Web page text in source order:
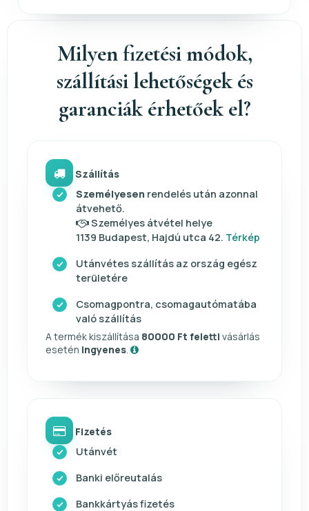
Milyen fizetési módok,
szállítási lehetőségek és
garanciák érhetőek el?
Szállítás
Személyesen rendelés után azonnal
átvehető.
Személyes átvétel helye
1139 Budapest, Hajdú utca 42. Térkép
Utánvétes szállítás az ország egész
területére
Csomagpontra, csomagautómatába
való szállítás
A termék kiszállítása 80000 Ft feletti vásárlás
esetén ingyenes.
Fizetés
Utánvét
Banki előreutalás
Bankkártyás fizetés